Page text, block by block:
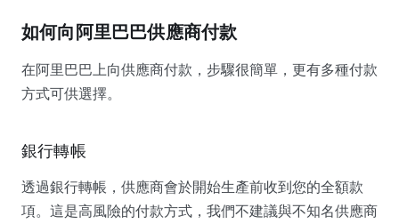
如何向阿里巴巴供應商付款
在阿里巴巴上向供應商付款，步驟很簡單，更有多種付款
方式可供選擇。
銀行轉帳
透過銀行轉帳，供應商會於開始生產前收到您的全額款
項。這是高風險的付款方式，我們不建議與不知名供應商